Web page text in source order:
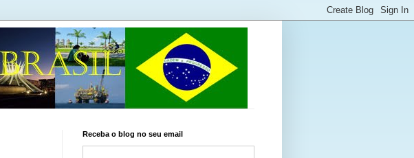
Receba o blog no seu email